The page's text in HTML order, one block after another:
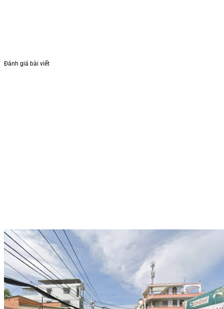
Đánh giá bài viết